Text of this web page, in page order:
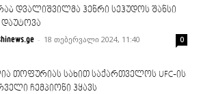
დვალიშვილმა ჰენრი სეჰუდოს შანსი
- 18 თებერვალი 2024, 11:40 0
თოფურიას სახით საქართველოს UFC-ის
ჩემპიონი ჰყავს